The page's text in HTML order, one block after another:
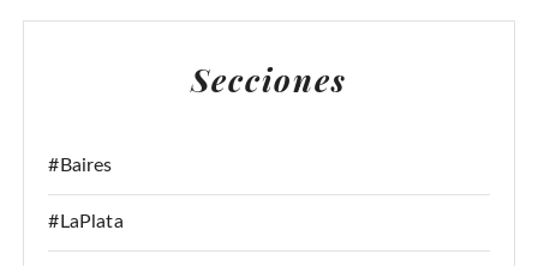
C
Secciones
#Baires
#LaPlata